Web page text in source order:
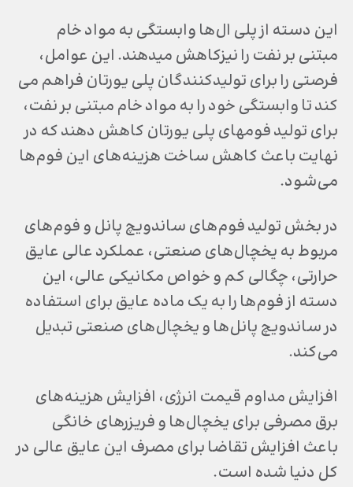
این دسته از پلی ال‌ها وابستگی به مواد خام
مبتنی بر نفت را نیزکاهش می­دهند. این عوامل،
فرصتی را برای تولیدکنندگان پلی یورتان فراهم می
کند تا وابستگی خود را به مواد خام مبتنی بر نفت،
برای تولید فوم­های پلی یورتان کاهش دهند که در
نهایت باعث کاهش ساخت هزینه‌های این فوم‌ها
می‌شود.
در بخش تولید فوم‌های ساندویچ پانل و فوم‌های
مربوط به یخچال‌های صنعتی، عملکرد عالی عایق
حرارتی، چگالی کم و خواص مکانیکی عالی، این
دسته از فوم‌ها را به یک ماده عایق برای استفاده
در ساندویچ پانل‌ها و یخچال‌های صنعتی تبدیل
می‌کند.
افزایش مداوم قیمت انرژی، افزایش هزینه‌های
برق مصرفی برای یخچال‌ها و فریزرهای خانگی
باعث افزایش تقاضا برای مصرف این عایق عالی در
کل دنیا شده است.